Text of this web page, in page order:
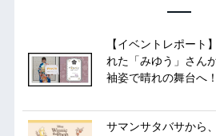
【イベントレポート
れた「みゆう」さん
袖姿で晴れの舞台へ！
サマンサタバサから